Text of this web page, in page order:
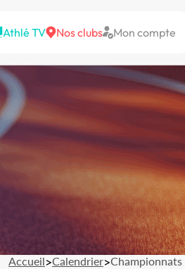
Athlé TV Nos clubs Mon compte
Accueil>Calendrier>Championnats